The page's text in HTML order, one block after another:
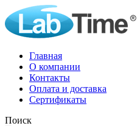
Главная
О компании
Контакты
Оплата и доставка
Сертификаты
Поиск